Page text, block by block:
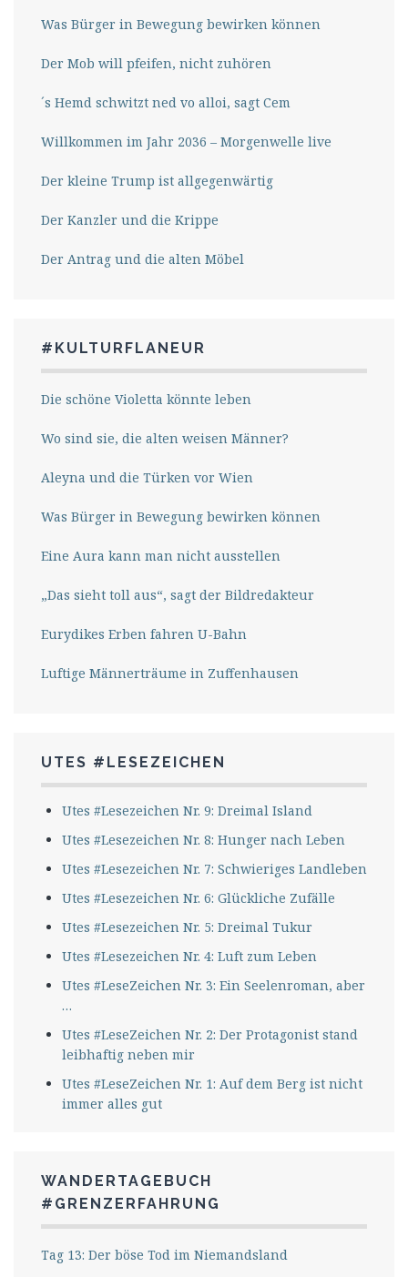
Was Bürger in Bewegung bewirken können
Der Mob will pfeifen, nicht zuhören
´s Hemd schwitzt ned vo alloi, sagt Cem
Willkommen im Jahr 2036 – Morgenwelle live
Der kleine Trump ist allgegenwärtig
Der Kanzler und die Krippe
Der Antrag und die alten Möbel
#KULTURFLANEUR
Die schöne Violetta könnte leben
Wo sind sie, die alten weisen Männer?
Aleyna und die Türken vor Wien
Was Bürger in Bewegung bewirken können
Eine Aura kann man nicht ausstellen
„Das sieht toll aus“, sagt der Bildredakteur
Eurydikes Erben fahren U-Bahn
Luftige Männerträume in Zuffenhausen
UTES #LESEZEICHEN
Utes #Lesezeichen Nr. 9: Dreimal Island
Utes #Lesezeichen Nr. 8: Hunger nach Leben
Utes #Lesezeichen Nr. 7: Schwieriges Landleben
Utes #Lesezeichen Nr. 6: Glückliche Zufälle
Utes #Lesezeichen Nr. 5: Dreimal Tukur
Utes #Lesezeichen Nr. 4: Luft zum Leben
Utes #LeseZeichen Nr. 3: Ein Seelenroman, aber
…
Utes #LeseZeichen Nr. 2: Der Protagonist stand
leibhaftig neben mir
Utes #LeseZeichen Nr. 1: Auf dem Berg ist nicht
immer alles gut
WANDERTAGEBUCH
#GRENZERFAHRUNG
Tag 13: Der böse Tod im Niemandsland